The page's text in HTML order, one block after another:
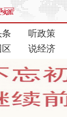
听政策
说经济